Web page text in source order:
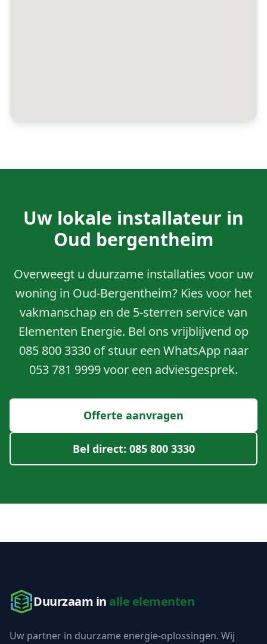
Uw lokale installateur in
Oud bergentheim
Overweegt u duurzame installaties voor uw
woning in Oud-Bergentheim? Kies voor het
vakmanschap en de 5-sterren service van
Elementen Energie. Bel ons vrijblijvend op
085 800 3330 of stuur een WhatsApp naar
053 781 9999 voor een adviesgesprek.
Offerte aanvragen
Bel direct: 085 800 3330
Duurzaam in alle elementen
Uw partner in duurzame energie-oplossingen. Wij